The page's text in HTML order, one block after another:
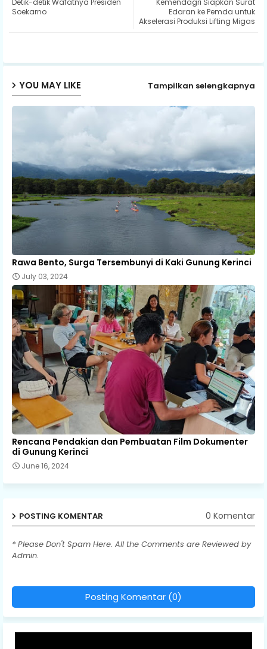
ats
Kemendagri Siapkan Surat
Edaran ke Pemda untuk
Akselerasi Produksi Lifting Migas
Detik-detik Wafatnya Presiden
Soekarno
YOU MAY LIKE Tampilkan selengkapnya
Rawa Bento, Surga Tersembunyi di Kaki Gunung Kerinci
July 03, 2024
Rencana Pendakian dan Pembuatan Film Dokumenter
di Gunung Kerinci
June 16, 2024
POSTING KOMENTAR 0 Komentar
* Please Don't Spam Here. All the Comments are Reviewed by
Admin.
Posting Komentar (0)